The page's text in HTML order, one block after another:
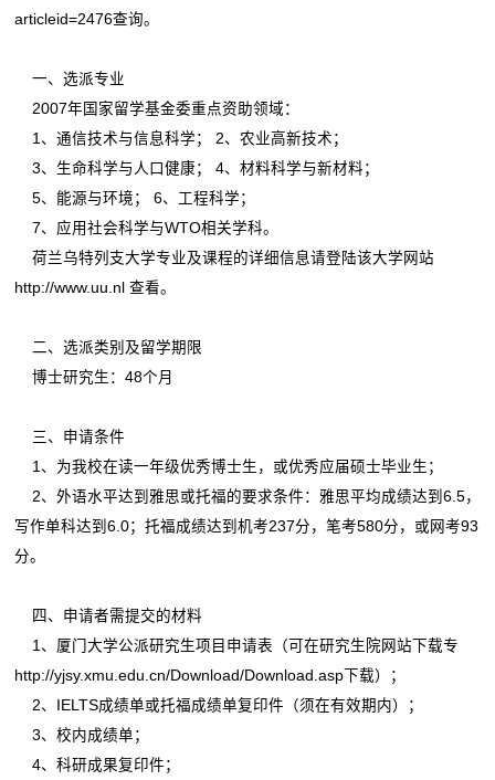
articleid=2476查询。
一、选派专业
2007年国家留学基金委重点资助领域：
1、通信技术与信息科学； 2、农业高新技术；
3、生命科学与人口健康； 4、材料科学与新材料；
5、能源与环境； 6、工程科学；
7、应用社会科学与WTO相关学科。
荷兰乌特列支大学专业及课程的详细信息请登陆该大学网站
http://www.uu.nl 查看。
二、选派类别及留学期限
博士研究生：48个月
三、申请条件
1、为我校在读一年级优秀博士生，或优秀应届硕士毕业生；
2、外语水平达到雅思或托福的要求条件：雅思平均成绩达到6.5，
写作单科达到6.0；托福成绩达到机考237分，笔考580分，或网考93
分。
四、申请者需提交的材料
1、厦门大学公派研究生项目申请表（可在研究生院网站下载专
http://yjsy.xmu.edu.cn/Download/Download.asp下载）；
2、IELTS成绩单或托福成绩单复印件（须在有效期内）；
3、校内成绩单；
4、科研成果复印件；